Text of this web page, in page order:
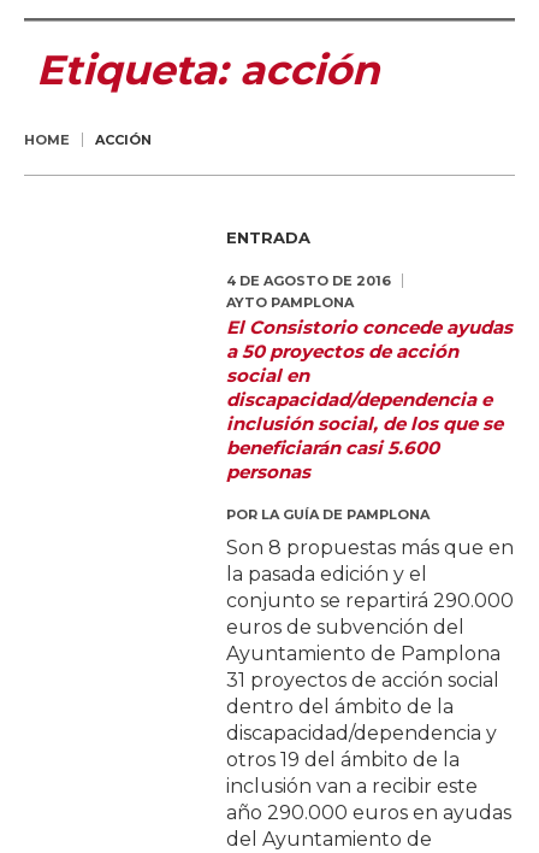
Etiqueta: acción
HOME ACCIÓN
ENTRADA
4 DE AGOSTO DE 2016
AYTO PAMPLONA
El Consistorio concede ayudas
a 50 proyectos de acción
social en
discapacidad/dependencia e
inclusión social, de los que se
beneficiarán casi 5.600
personas
POR LA GUÍA DE PAMPLONA
Son 8 propuestas más que en
la pasada edición y el
conjunto se repartirá 290.000
euros de subvención del
Ayuntamiento de Pamplona
31 proyectos de acción social
dentro del ámbito de la
discapacidad/dependencia y
otros 19 del ámbito de la
inclusión van a recibir este
año 290.000 euros en ayudas
del Ayuntamiento de